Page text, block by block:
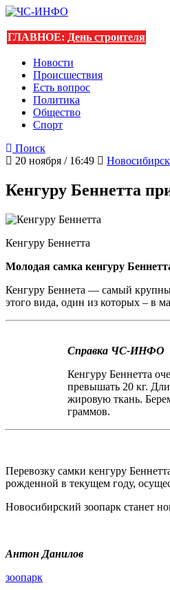
ГЛАВНОЕ: День строителя
Новости
Происшествия
Есть вопрос
Политика
Общество
Спорт
Поиск
20 ноября / 16:49
Новосибирск
Кенгуру Беннетта
Кенгуру Беннетта
Молодая самка кенгуру
Кенгуру Беннета — самый
этого вида, один из которых – в
Справка ЧС-ИНФО
Кенгуру Беннетта
превышать 20 кг.
жировую ткань.
граммов.
Перевозку самки кенгуру
рожденной в текущем году,
Новосибирский зоопарк станет
Антон Данилов
зоопарк